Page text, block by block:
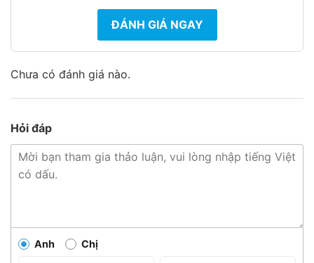
ĐÁNH GIÁ NGAY
Chưa có đánh giá nào.
Hỏi đáp
Anh Chị